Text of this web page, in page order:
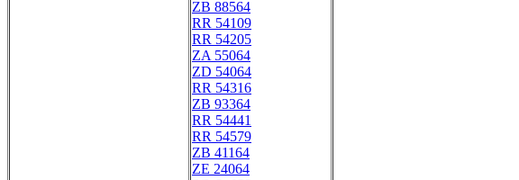
ZB 88564
RR 54109
RR 54205
ZA 55064
ZD 54064
RR 54316
ZB 93364
RR 54441
RR 54579
ZB 41164
ZE 24064